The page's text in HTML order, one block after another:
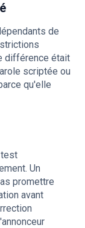
de
différence était
scriptée ou
qu'elle
test
Un
promettre
avant